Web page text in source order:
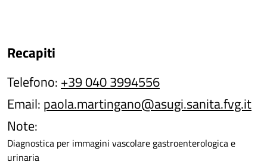
Recapiti
Telefono: +39 040 3994556
Email: paola.martingano@asugi.sanita.fvg.it
Note:
Diagnostica per immagini vascolare gastroenterologica e
urinaria